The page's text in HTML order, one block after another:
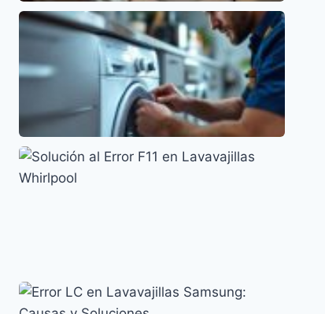
Lavavajillas Candy: Soluciona el Error E2
fácilmente
Códigos de error y su significado
Cómo resolver el error F15 en lavavajillas
Indesit
Códigos de error y su significado
Solución al Error F11 en Lavavajillas
Whirlpool